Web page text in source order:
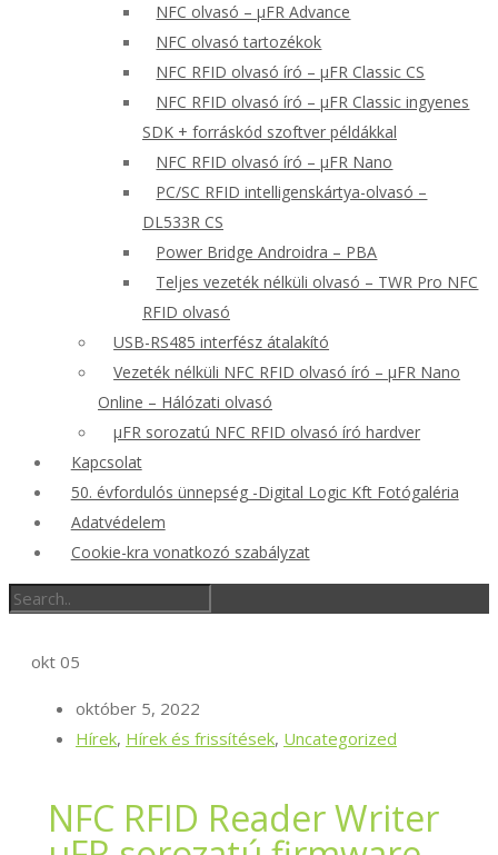
NFC olvasó – μFR Advance
NFC olvasó tartozékok
NFC RFID olvasó író – μFR Classic CS
NFC RFID olvasó író – μFR Classic ingyenes
SDK + forráskód szoftver példákkal
NFC RFID olvasó író – μFR Nano
PC/SC RFID intelligenskártya-olvasó –
DL533R CS
Power Bridge Androidra – PBA
Teljes vezeték nélküli olvasó – TWR Pro NFC
RFID olvasó
USB-RS485 interfész átalakító
Vezeték nélküli NFC RFID olvasó író – μFR Nano
Online – Hálózati olvasó
μFR sorozatú NFC RFID olvasó író hardver
Kapcsolat
50. évfordulós ünnepség -Digital Logic Kft Fotógaléria
Adatvédelem
Cookie-kra vonatkozó szabályzat
okt 05
október 5, 2022
Hírek, Hírek és frissítések, Uncategorized
NFC RFID Reader Writer